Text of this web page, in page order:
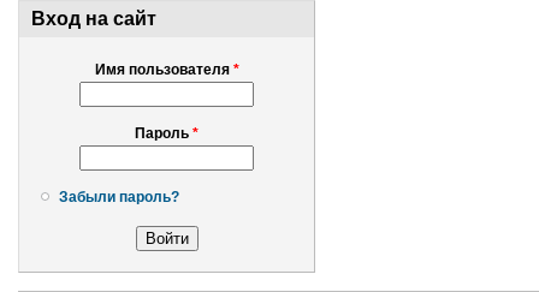
Вход на сайт
Имя пользователя *
Пароль *
Забыли пароль?